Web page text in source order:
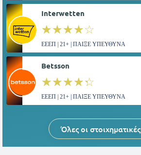
Interwetten
☆☆☆☆☆
★★★★★
ΕΕΕΠ | 21+ | ΠΑΙΞΕ ΥΠΕΥΘΥΝΑ
Betsson
☆☆☆☆☆
★★★★★
ΕΕΕΠ | 21+ | ΠΑΙΞΕ ΥΠΕΥΘΥΝΑ
Όλες οι στοιχηματικές